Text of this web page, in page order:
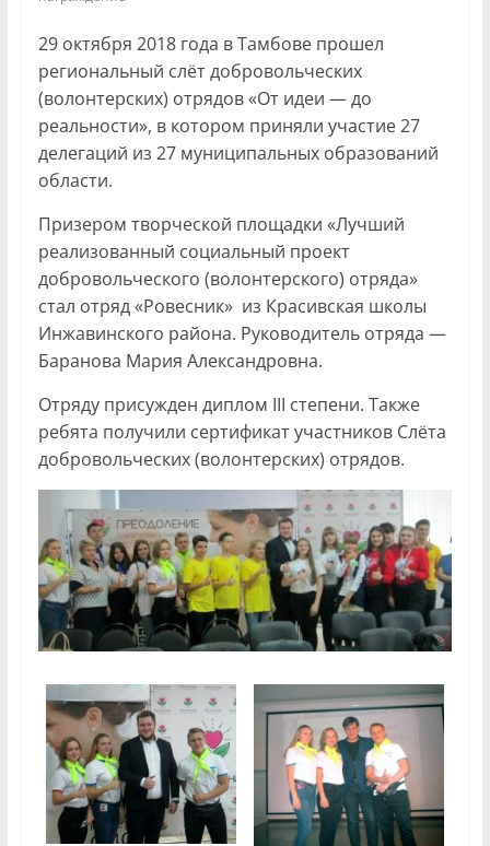
29 октября 2018 года в Тамбове прошел
региональный слёт добровольческих
(волонтерских) отрядов «От идеи — до
реальности», в котором приняли участие 27
делегаций из 27 муниципальных образований
области.
Призером творческой площадки «Лучший
реализованный социальный проект
добровольческого (волонтерского) отряда»
стал отряд «Ровесник» из Красивская школы
Инжавинского района. Руководитель отряда —
Баранова Мария Александровна.
Отряду присужден диплом III степени. Также
ребята получили сертификат участников Слёта
добровольческих (волонтерских) отрядов.